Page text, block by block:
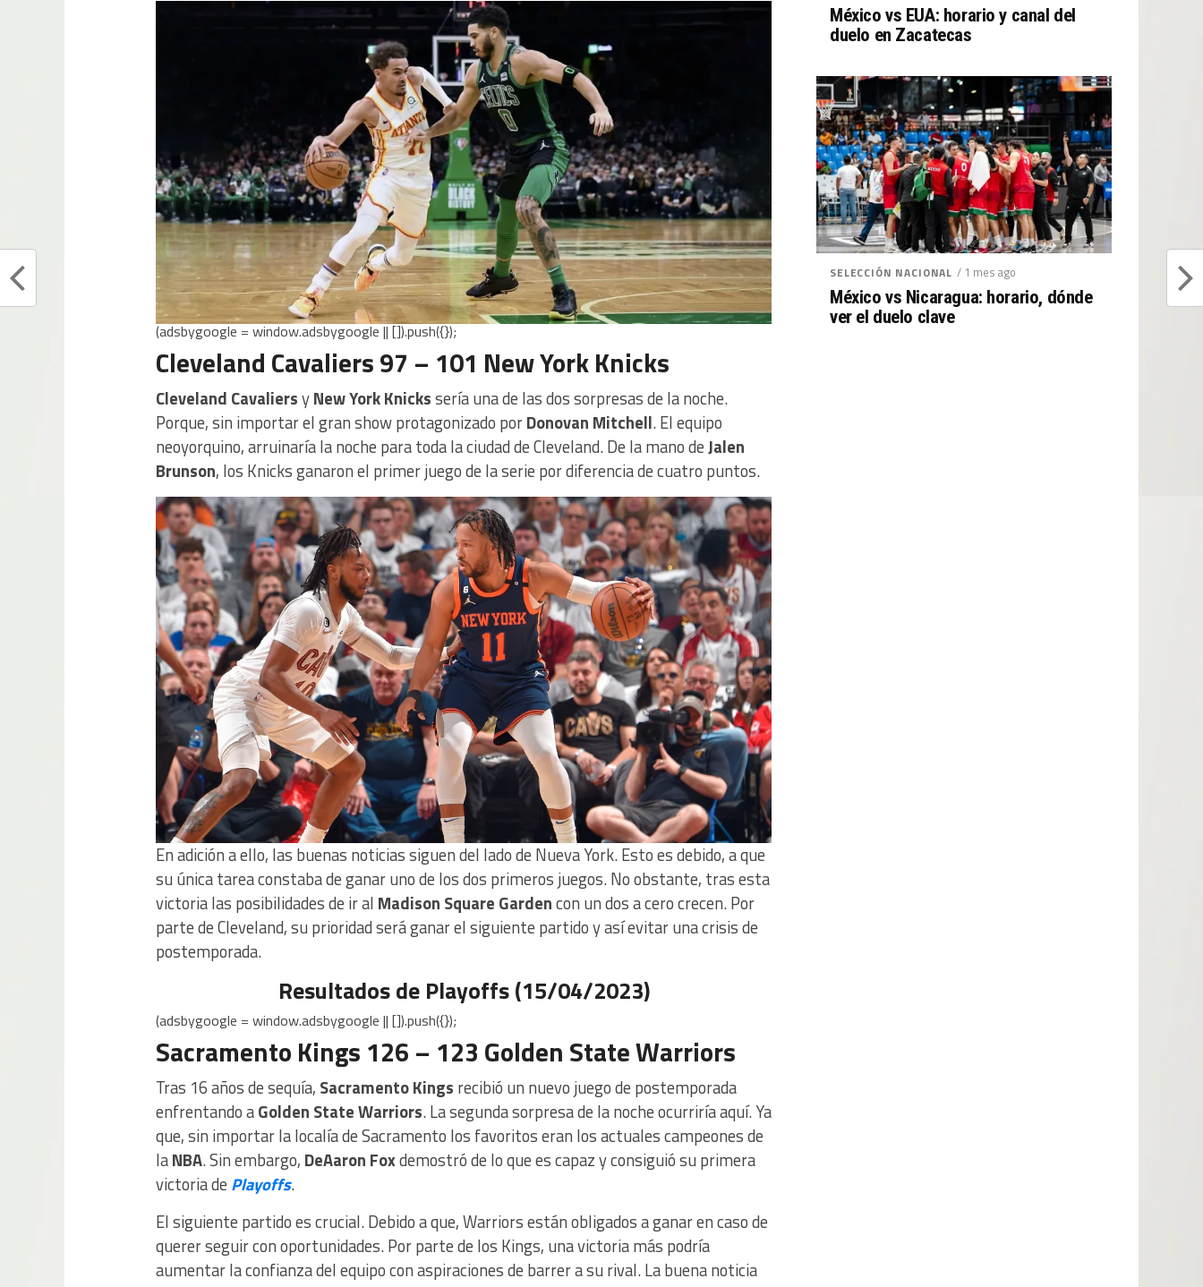
(adsbygoogle = window.adsbygoogle || []).push({});
Cleveland Cavaliers 97 – 101 New York Knicks
Cleveland CavaliersyNew York Knickssería una de las dos sorpresas de la noche.
Porque, sin importar el gran show protagonizado porDonovan Mitchell. El equipo
neoyorquino, arruinaría la noche para toda la ciudad de Cleveland. De la mano deJalen
Brunson, los Knicks ganaron el primer juego de la serie por diferencia de cuatro puntos.
En adición a ello, las buenas noticias siguen del lado de Nueva York. Esto es debido, a que
su única tarea constaba de ganar uno de los dos primeros juegos. No obstante, tras esta
victoria las posibilidades de ir al Madison Square Gardencon un dos a cero crecen. Por
parte de Cleveland, su prioridad será ganar el siguiente partido y así evitar una crisis de
postemporada.
Resultados de Playoffs (15/04/2023)
(adsbygoogle = window.adsbygoogle || []).push({});
Sacramento Kings 126 – 123 Golden State Warriors
Tras 16 años de sequía, Sacramento Kings recibió un nuevo juego de postemporada
enfrentando aGolden State Warriors. La segunda sorpresa de la noche ocurriría aquí. Ya
que, sin importar la localía de Sacramento los favoritos eran los actuales campeones de
laNBA. Sin embargo, DeAaron Foxdemostró de lo que es capaz y consiguió su primera
victoria de Playoffs.
El siguiente partido es crucial. Debido a que, Warriors están obligados a ganar en caso de
querer seguir con oportunidades. Por parte de los Kings, una victoria más podría
aumentar la confianza del equipo con aspiraciones de barrer a su rival. La buena noticia
México vs EUA: horario y canal del
duelo en Zacatecas
SELECCIÓN NACIONAL / 1 mes ago
México vs Nicaragua: horario, dónde
ver el duelo clave